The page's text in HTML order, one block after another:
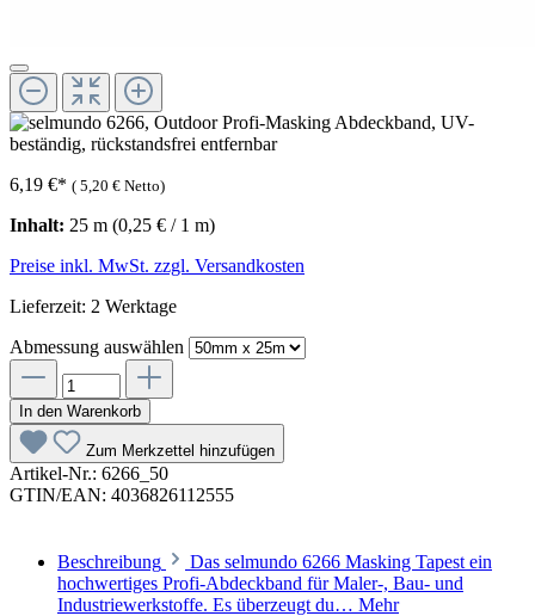
6,19 €* ( 5,20 € Netto)
Inhalt: 25 m (0,25 € / 1 m)
Preise inkl. MwSt. zzgl. Versandkosten
Lieferzeit: 2 Werktage
Abmessung auswählen
In den Warenkorb
Zum Merkzettel hinzufügen
Artikel-Nr.: 6266_50
GTIN/EAN: 4036826112555
Beschreibung
Das selmundo 6266 Masking Tapest ein
hochwertiges Profi-Abdeckband für Maler-, Bau- und
Industriewerkstoffe. Es überzeugt du… Mehr